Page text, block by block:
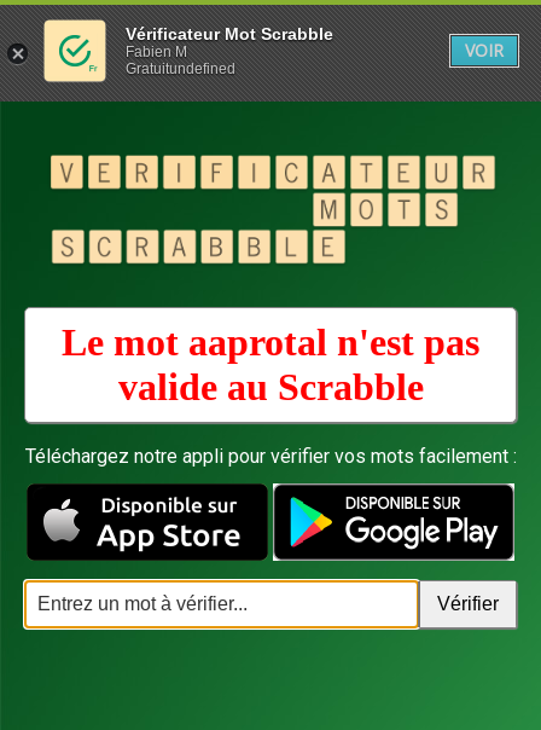
Le mot aaprotal n'est pas
valide au Scrabble
Téléchargez notre appli pour vérifier vos mots facilement :
Vérificateur Mot Scrabble
Fabien M
Gratuitundefined
VOIR